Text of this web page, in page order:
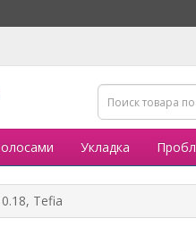
Укладка
Tefia